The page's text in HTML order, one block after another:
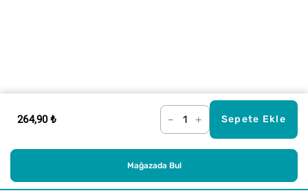
264,90 ₺ – + Sepete Ekle
Mağazada Bul